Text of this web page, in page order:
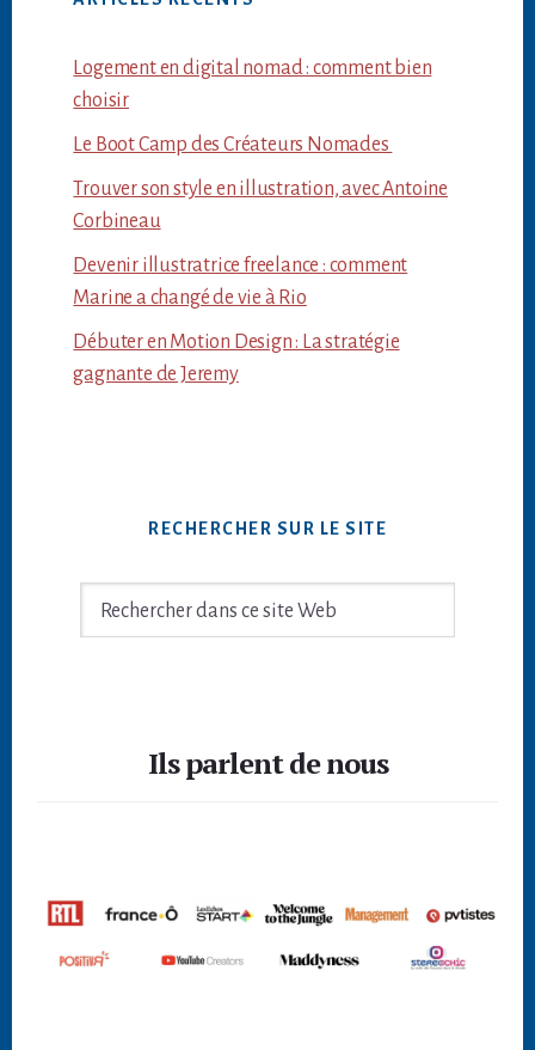
Logement en digital nomad : comment bien
choisir
Le Boot Camp des Créateurs Nomades
Trouver son style en illustration, avec Antoine
Corbineau
Devenir illustratrice freelance : comment
Marine a changé de vie à Rio
Débuter en Motion Design : La stratégie
gagnante de Jeremy
RECHERCHER SUR LE SITE
Rechercher
Ils parlent de nous